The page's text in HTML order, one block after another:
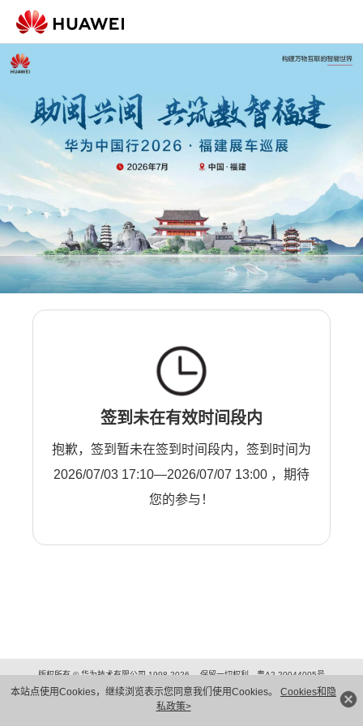
本站点使用Cookies，继续浏览表示您同意我们使用Cookies。 Cookies和隐
私政策>
签到未在有效时间段内
抱歉，签到暂未在签到时间段内，签到时间为
2026/07/03 17:10—2026/07/07 13:00 ，期待
您的参与！
版权所有 © 华为技术有限公司 1998-2026。 保留一切权利。粤A2-20044005号
隐私保护
法律声明